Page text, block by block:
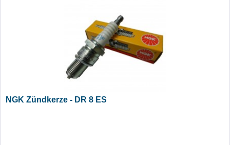
NGK Zündkerze - DR 8 ES